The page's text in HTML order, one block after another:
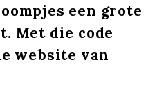
een grote
Met die code
website van